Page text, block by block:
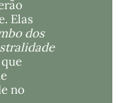
Elas
dos
no